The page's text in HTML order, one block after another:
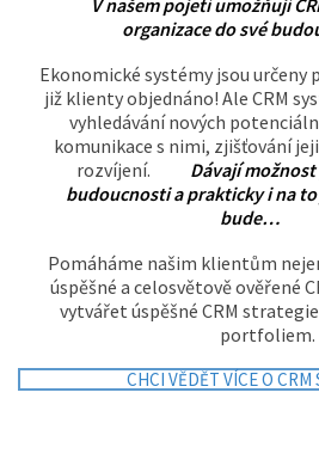
V našem pojetí umožňují
organizace do své
Ekonomické systémy jsou určeny
již klienty objednáno! Ale CRM
vyhledávání nových
komunikace s nimi, zjišťování
rozvíjení.
Dávají
budoucnosti a prakticky i na
bude…
Pomáháme našim klientům
úspěšné a celosvětově ověřené
vytvářet úspěšné CRM
portfoliem.
CHCI VĚDĚT VÍCE O CRM